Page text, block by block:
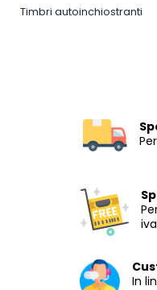
Timbri autoinchiostranti
In